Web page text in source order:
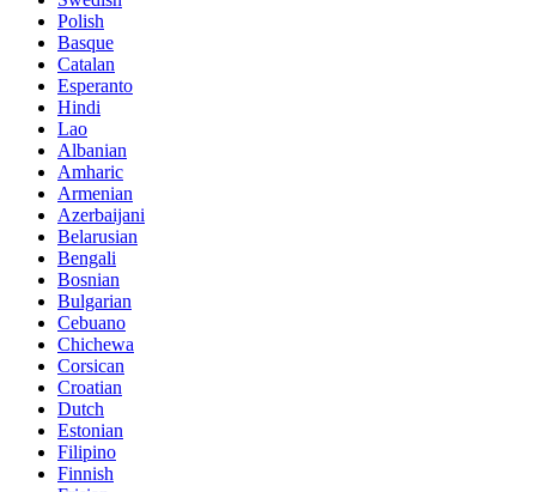
Polish
Basque
Catalan
Esperanto
Hindi
Lao
Albanian
Amharic
Armenian
Azerbaijani
Belarusian
Bengali
Bosnian
Bulgarian
Cebuano
Chichewa
Corsican
Croatian
Dutch
Estonian
Filipino
Finnish